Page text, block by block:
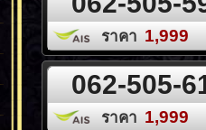
ราคา 1,999
062-505-
ราคา 1,999